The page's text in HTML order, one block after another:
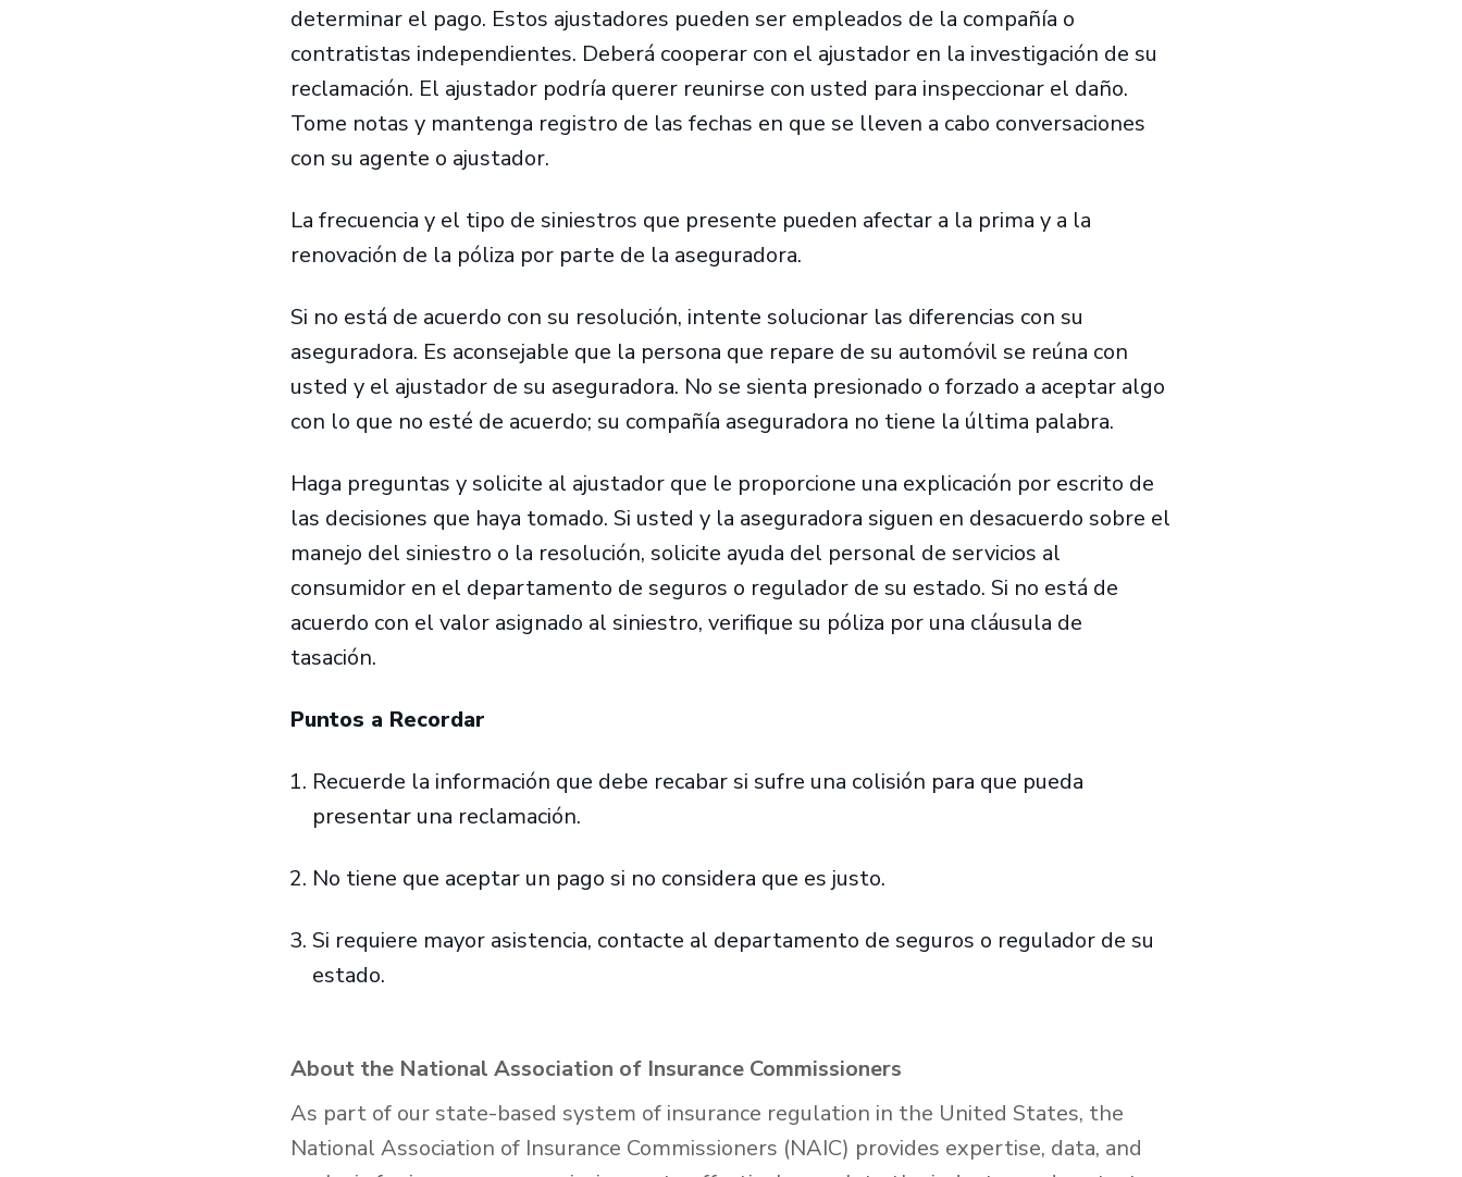
determinar el pago. Estos ajustadores pueden ser empleados de la compañía o
contratistas independientes. Deberá cooperar con el ajustador en la investigación de su
reclamación. El ajustador podría querer reunirse con usted para inspeccionar el daño.
Tome notas y mantenga registro de las fechas en que se lleven a cabo conversaciones
con su agente o ajustador.
La frecuencia y el tipo de siniestros que presente pueden afectar a la prima y a la
renovación de la póliza por parte de la aseguradora.
Si no está de acuerdo con su resolución, intente solucionar las diferencias con su
aseguradora. Es aconsejable que la persona que repare de su automóvil se reúna con
usted y el ajustador de su aseguradora. No se sienta presionado o forzado a aceptar algo
con lo que no esté de acuerdo; su compañía aseguradora no tiene la última palabra.
Haga preguntas y solicite al ajustador que le proporcione una explicación por escrito de
las decisiones que haya tomado. Si usted y la aseguradora siguen en desacuerdo sobre el
manejo del siniestro o la resolución, solicite ayuda del personal de servicios al
consumidor en el departamento de seguros o regulador de su estado. Si no está de
acuerdo con el valor asignado al siniestro, verifique su póliza por una cláusula de
tasación.
Puntos a Recordar
Recuerde la información que debe recabar si sufre una colisión para que pueda
presentar una reclamación.
No tiene que aceptar un pago si no considera que es justo.
Si requiere mayor asistencia, contacte al departamento de seguros o regulador de su
estado.
About the National Association of Insurance Commissioners
As part of our state-based system of insurance regulation in the United States, the
National Association of Insurance Commissioners (NAIC) provides expertise, data, and